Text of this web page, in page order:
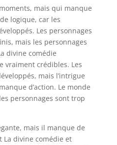
mais qui manque
logique, car les
Les personnages
mais les personnages
divine comédie
vraiment crédibles. Les
mais l’intrigue
d’action. Le monde
personnages sont trop
mais il manque de
La divine comédie et